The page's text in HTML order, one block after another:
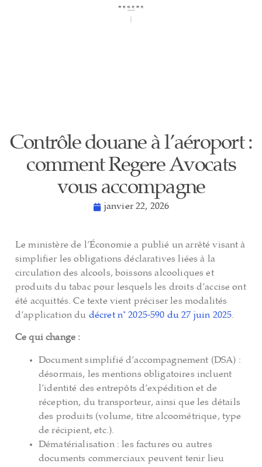
Contrôle douane à l’aéroport :
comment Regere Avocats
vous accompagne
janvier 22, 2026
Le ministère de l’Économie a publié un arrêté visant à
simplifier les obligations déclaratives liées à la
circulation des alcools, boissons alcooliques et
produits du tabac pour lesquels les droits d’accise ont
été acquittés. Ce texte vient préciser les modalités
d’application du décret n° 2025-590 du 27 juin 2025.
Ce qui change :
Document simplifié d’accompagnement (DSA) :
désormais, les mentions obligatoires incluent
l’identité des entrepôts d’expédition et de
réception, du transporteur, ainsi que les détails
des produits (volume, titre alcoométrique, type
de récipient, etc.).
Dématérialisation : les factures ou autres
documents commerciaux peuvent tenir lieu